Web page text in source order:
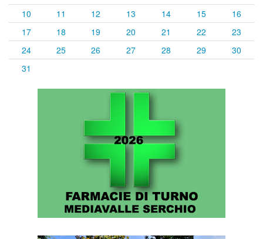
10
11 12 13 14 15
16
17
18 19 20 21 22
23
24
25 26 27 28 29
30
31